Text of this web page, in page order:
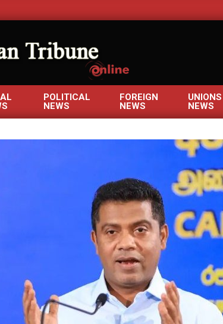
POLITICAL
NEWS
FOREIGN
NEWS
UNIONS
NEWS